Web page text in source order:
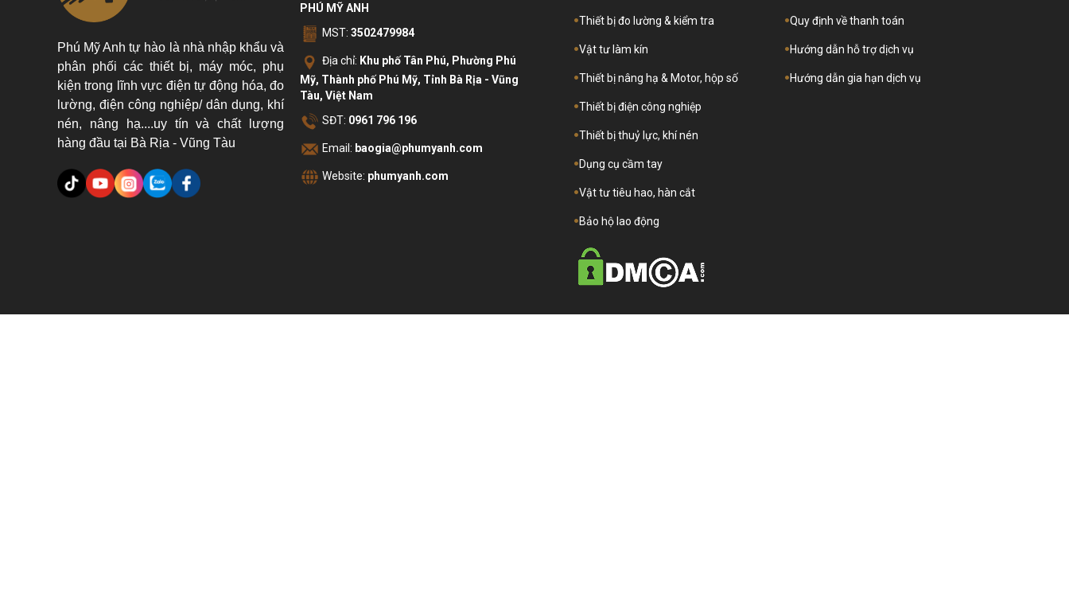
Phú Mỹ Anh tự hào là nhà nhập khẩu và
phân phối các thiết bị, máy móc, phụ
kiện trong lĩnh vực điện tự động hóa, đo
lường, điện công nghiệp/ dân dụng, khí
nén, nâng hạ....uy tín và chất lượng
hàng đầu tại Bà Rịa - Vũng Tàu
PHÚ MỸ ANH
MST: 3502479984
Địa chỉ: Khu phố Tân Phú, Phường Phú
Mỹ, Thành phố Phú Mỹ, Tỉnh Bà Rịa - Vũng
Tàu, Việt Nam
SĐT: 0961 796 196
Email: baogia@phumyanh.com
Website: phumyanh.com
Thiết bị đo lường & kiểm tra
Vật tư làm kín
Thiết bị nâng hạ & Motor, hộp số
Thiết bị điện công nghiệp
Thiết bị thuỷ lực, khí nén
Dụng cụ cầm tay
Vật tư tiêu hao, hàn cắt
Bảo hộ lao động
Quy định về thanh toán
Hướng dẫn hỗ trợ dịch vụ
Hướng dẫn gia hạn dịch vụ